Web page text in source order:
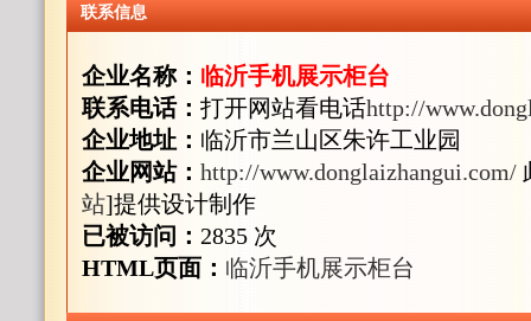
联系信息
企业名称： 临沂手机展示柜台
联系电话： 打开网站看电话http://
企业地址： 临沂市兰山区朱许工业园
企业网站： http://www.donglaizhangui.com/
站]提供设计制作
已被访问： 2835 次
HTML页面： 临沂手机展示柜台